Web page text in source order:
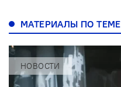
МАТЕРИАЛЫ ПО ТЕМЕ
НОВОСТИ